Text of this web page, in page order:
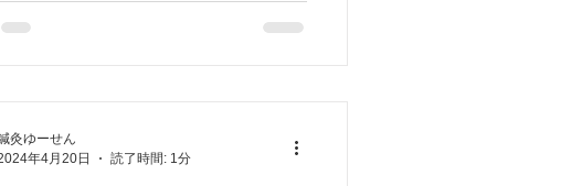
尾市/柏原市/近鉄八
内山本/高安/恩智/東
ゆーせん
経は、「交感神経」と「副交感神経」
れ、それぞれが異なる働きをしま
副交感神経」についてお話をしま
交感神経の働き)...
灸ゆーせん
年4月20日
読了時間: 1分